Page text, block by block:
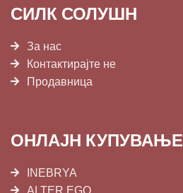
СИЛК СОЛУШН
За нас
Контактирајте не
Продавница
ОНЛАЈН КУПУВАЊЕ
INEBRYA
ALTER EGO